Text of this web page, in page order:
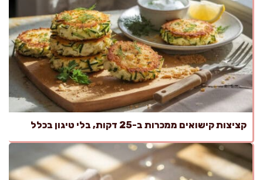
קציצות קישואים ממכרות ב-25 דקות, בלי טיגון בכלל